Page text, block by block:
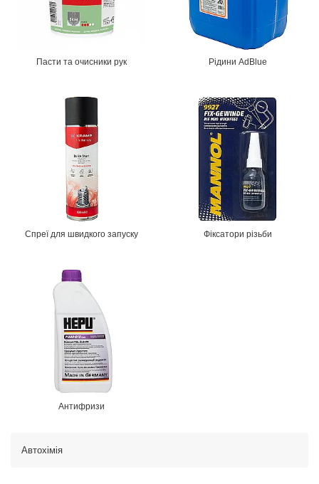
Пасти та очисники рук Рідини AdBlue
Спреї для швидкого запуску Фіксатори різьби
Антифризи
Автохімія